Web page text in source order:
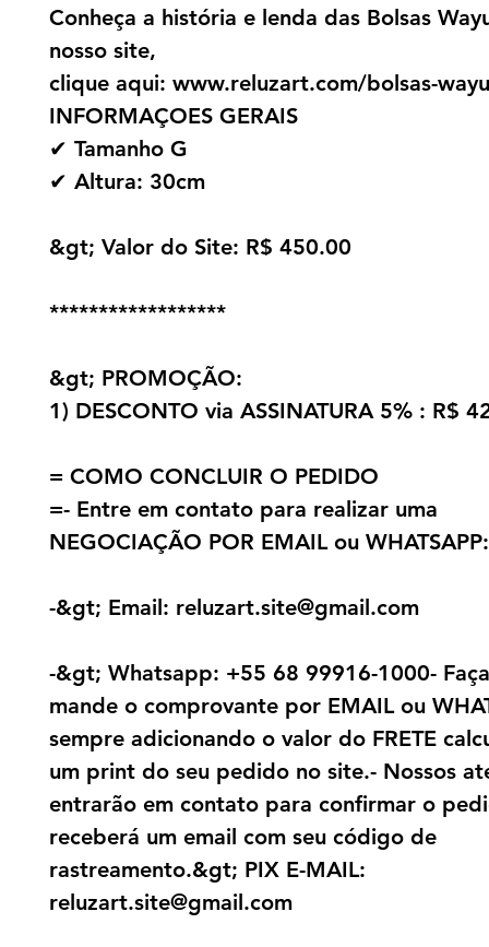
Conheça a história e lenda das Bolsas
nosso site,
clique aqui: www.reluzart.com/bolsas-
INFORMAÇOES GERAIS
✔ Tamanho G
✔ Altura: 30cm
&gt; Valor do Site: R$ 450.00
******************
&gt; PROMOÇÃO:
1) DESCONTO via ASSINATURA 5% : R$
= COMO CONCLUIR O PEDIDO
=- Entre em contato para realizar uma
NEGOCIAÇÃO POR EMAIL ou WHATSAPP:
-&gt; Email: reluzart.site@gmail.com
-&gt; Whatsapp: +55 68 99916-1000-
mande o comprovante por EMAIL ou
sempre adicionando o valor do FRETE
um print do seu pedido no site.- Nossos
entrarão em contato para confirmar o
receberá um email com seu código de
rastreamento.&gt; PIX E-MAIL:
reluzart.site@gmail.com